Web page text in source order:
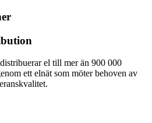
el till mer än 900 000
ett elnät som möter behoven av